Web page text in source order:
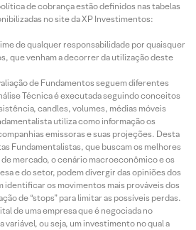
de cobrança estão definidos nas tabelas
no site da XP Investimentos:
de qualquer responsabilidade por quaisquer
que venham a decorrer da utilização deste
de Fundamentos seguem diferentes
Técnica é executada seguindo conceitos
candles, volumes, médias móveis
utiliza como informação os
emissoras e suas projeções. Desta
Fundamentalistas, que buscam os melhores
mercado, o cenário macroeconômico e os
e do setor, podem divergir das opiniões dos
identificar os movimentos mais prováveis dos
de “stops” para limitar as possíveis perdas.
de uma empresa que é negociada no
variável, ou seja, um investimento no qual a